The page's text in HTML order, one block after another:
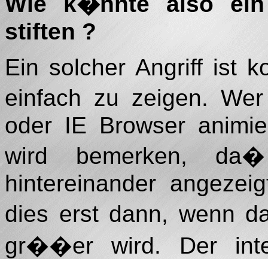
stiften ?
Ein solcher Angriff ist
einfach zu zeigen.
oder IE Browser
wird bemerken,
hintereinander
dies erst dann, wenn
gr��er wird. Der